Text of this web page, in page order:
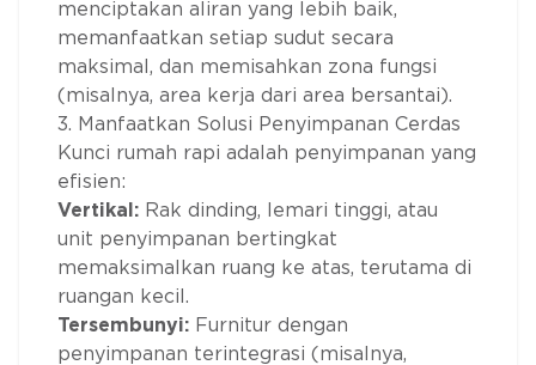
menciptakan aliran yang lebih baik,
memanfaatkan setiap sudut secara
maksimal, dan memisahkan zona fungsi
(misalnya, area kerja dari area bersantai).
3. Manfaatkan Solusi Penyimpanan Cerdas
Kunci rumah rapi adalah penyimpanan yang
efisien:
Vertikal: Rak dinding, lemari tinggi, atau
unit penyimpanan bertingkat
memaksimalkan ruang ke atas, terutama di
ruangan kecil.
Tersembunyi: Furnitur dengan
penyimpanan terintegrasi (misalnya,